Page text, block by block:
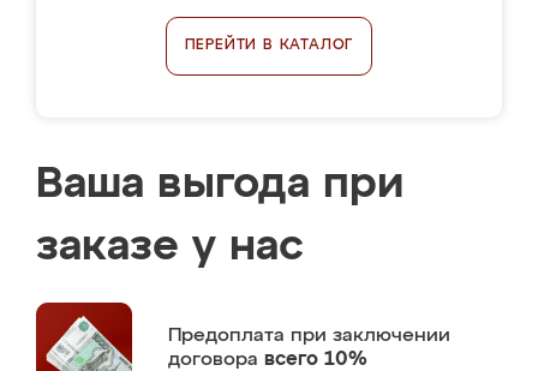
ПЕРЕЙТИ В КАТАЛОГ
Ваша выгода при
заказе у нас
Предоплата при заключении
договора всего 10%